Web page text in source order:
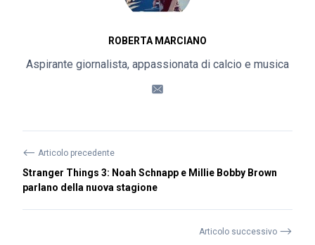
ROBERTA MARCIANO
Aspirante giornalista, appassionata di calcio e musica
⟵ Articolo precedente
Stranger Things 3: Noah Schnapp e Millie Bobby Brown
parlano della nuova stagione
Articolo successivo ⟶